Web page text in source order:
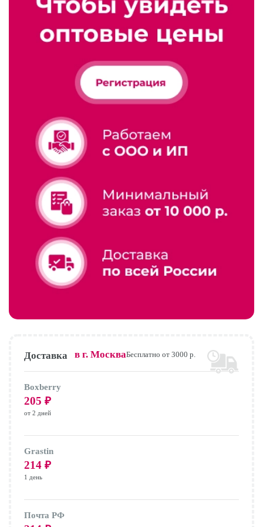
Доставка в г. МоскваБесплатно от 3000 р.
Boxberry
205 ₽
от 2 дней
Grastin
214 ₽
1 день
Почта РФ